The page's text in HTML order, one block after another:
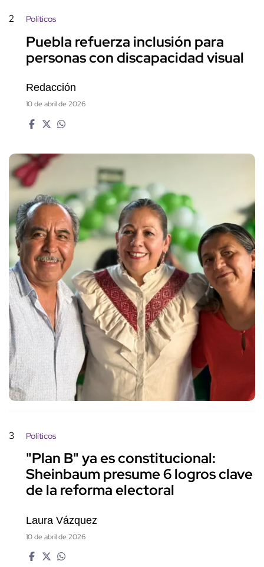
2 Políticos
Puebla refuerza inclusión para
personas con discapacidad visual
Redacción
10 de abril de 2026
3 Políticos
"Plan B" ya es constitucional:
Sheinbaum presume 6 logros clave
de la reforma electoral
Laura Vázquez
10 de abril de 2026